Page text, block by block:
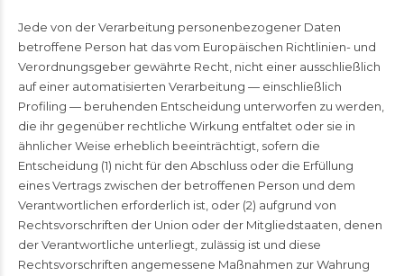
Jede von der Verarbeitung personenbezogener Daten
betroffene Person hat das vom Europäischen Richtlinien- und
Verordnungsgeber gewährte Recht, nicht einer ausschließlich
auf einer automatisierten Verarbeitung — einschließlich
Profiling — beruhenden Entscheidung unterworfen zu werden,
die ihr gegenüber rechtliche Wirkung entfaltet oder sie in
ähnlicher Weise erheblich beeinträchtigt, sofern die
Entscheidung (1) nicht für den Abschluss oder die Erfüllung
eines Vertrags zwischen der betroffenen Person und dem
Verantwortlichen erforderlich ist, oder (2) aufgrund von
Rechtsvorschriften der Union oder der Mitgliedstaaten, denen
der Verantwortliche unterliegt, zulässig ist und diese
Rechtsvorschriften angemessene Maßnahmen zur Wahrung